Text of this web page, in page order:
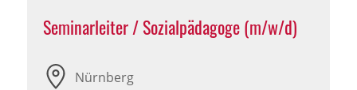
Seminarleiter / Sozialpädagoge (m/w/d)
Nürnberg